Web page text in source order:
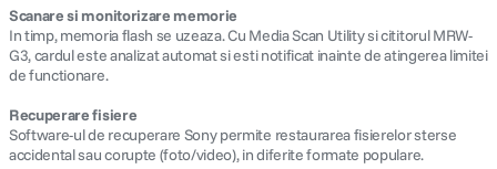
10 . godox
Scanare si monitorizare memorie
In timp, memoria flash se uzeaza. Cu Media Scan Utility si cititorul MRW-
G3, cardul este analizat automat si esti notificat inainte de atingerea limitei
de functionare.
Recuperare fisiere
Software-ul de recuperare Sony permite restaurarea fisierelor sterse
accidental sau corupte (foto/video), in diferite formate populare.